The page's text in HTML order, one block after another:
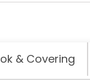
& Covering